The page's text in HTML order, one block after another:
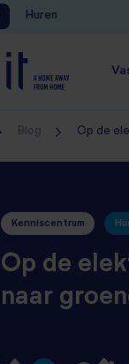
Huren
Blog Op de
Kenniscentrum
Op de
naar